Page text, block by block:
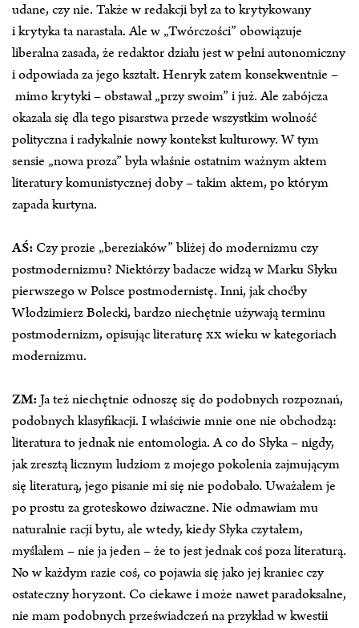
udane, czy nie. Także w redakcji był za to krytykowany
i krytyka ta narastała. Ale w „Twórczości” obowiązuje
liberalna zasada, że redaktor działu jest w pełni autonomiczny
i odpowiada za jego kształt. Henryk zatem konsekwentnie –
mimo krytyki – obstawał „przy swoim” i już. Ale zabójcza
okazała się dla tego pisarstwa przede wszystkim wolność
polityczna i radykalnie nowy kontekst kulturowy. W tym
sensie „nowa proza” była właśnie ostatnim ważnym aktem
literatury komunistycznej doby – takim aktem, po którym
zapada kurtyna.
AŚ: Czy prozie „bereziaków” bliżej do modernizmu czy
postmodernizmu? Niektórzy badacze widzą w Marku Słyku
pierwszego w Polsce postmodernistę. Inni, jak choćby
Włodzimierz Bolecki, bardzo niechętnie używają terminu
postmodernizm, opisując literaturę XXwieku w kategoriach
modernizmu.
ZM: Ja też niechętnie odnoszę się do podobnych rozpoznań,
podobnych klasyfikacji. I właściwie mnie one nie obchodzą:
literatura to jednak nie entomologia. A co do Słyka – nigdy,
jak zresztą licznym ludziom z mojego pokolenia zajmującym
się literaturą, jego pisanie mi się nie podobało. Uważałem je
po prostu za groteskowo dziwaczne. Nie odmawiam mu
naturalnie racji bytu, ale wtedy, kiedy Słyka czytałem,
myślałem – nie ja jeden – że to jest jednak coś poza literaturą.
No w każdym razie coś, co pojawia się jako jej kraniec czy
ostateczny horyzont. Co ciekawe i może nawet paradoksalne,
nie mam podobnych przeświadczeń na przykład w kwestii